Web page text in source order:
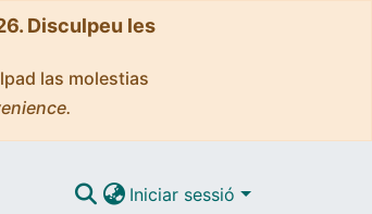
Disculpeu les
las molestias
Iniciar sessió